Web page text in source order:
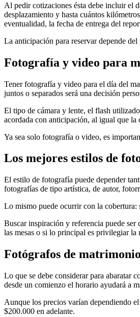
Al pedir cotizaciones ésta debe incluir el
desplazamiento y hasta cuántos
eventualidad, la fecha de entrega del
La anticipación para reservar depende del
Fotografía y video para
Tener fotografía y video para el día del
juntos o separados será una decisión
El tipo de cámara y lente, el flash
acordada con anticipación, al igual que la
Ya sea solo fotografía o video, es
Los mejores estilos de
El estilo de fotografía puede depender
fotografías de tipo artística, de autor,
Lo mismo puede ocurrir con la cobertura:
Buscar inspiración y referencia puede
las mesas o si lo principal es privilegiar la
Fotógrafos de
Lo que se debe considerar para abaratar
desde un comienzo el horario ayudará a
Aunque los precios varían dependiendo
$200.000 en adelante.